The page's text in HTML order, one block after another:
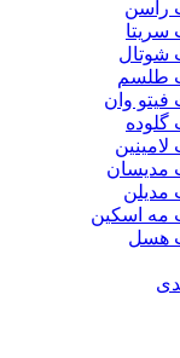
راسن
شوتال
طلسم
وان
مدیسان
مدیلن
مه اسکین
هسل